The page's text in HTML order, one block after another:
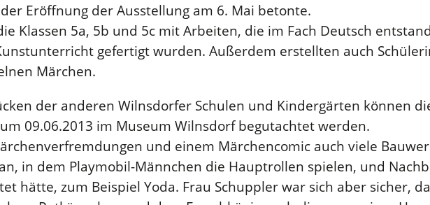
Eröffnung der Ausstellung am 6. Mai betonte.
Klassen 5a, 5b und 5c mit Arbeiten, die im Fach Deutsch
gefertigt wurden. Außerdem erstellten auch
Märchen.
der anderen Wilnsdorfer Schulen und Kindergärten können
09.06.2013 im Museum Wilnsdorf begutachtet werden.
und einem Märchencomic auch viele
in dem Playmobil-Männchen die Hauptrollen spielen, und
hätte, zum Beispiel Yoda. Frau Schuppler war sich aber sicher,